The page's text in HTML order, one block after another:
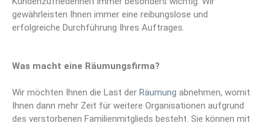
gewährleisten Ihnen immer eine reibungslose und
erfolgreiche Durchführung Ihres Auftrages.
Was macht eine Räumungsfirma?
Wir möchten Ihnen die Last der Räumung abnehmen, womit
Ihnen dann mehr Zeit für weitere Organisationen aufgrund
des verstorbenen Familienmitglieds besteht. Sie können mit